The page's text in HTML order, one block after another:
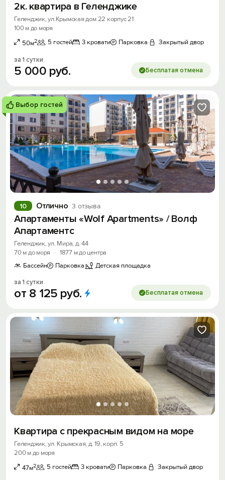
2к. квартира в Геленджике
Геленджик, ул.Крымская дом 22 корпус 21
100 м до моря
50м2 5 гостей 3 кровати Парковка Закрытый двор
за 1 сутки
5 000 руб. Бесплатая отмена
Выбор гостей
Отлично 3 отзыва
10
Апартаменты «Wolf Apartments» / Волф
Апартаментс
Геленджик, ул. Мира, д. 44
70 м до моря
· 1877 м до центра
Бассейн
Парковка Детская площадка
за 1 сутки
от 8 125 руб. Бесплатая отмена
Квартира с прекрасным видом на море
Геленджик, ул. Крымская, д. 19, корп. 5
200 м до моря
47м2 5 гостей 3 кровати Парковка Закрытый двор